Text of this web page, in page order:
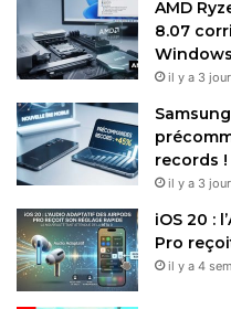
AMD
8.07
Windows
il y a 3
records !
il y a 3
iOS 20 :
Pro
il y a 4